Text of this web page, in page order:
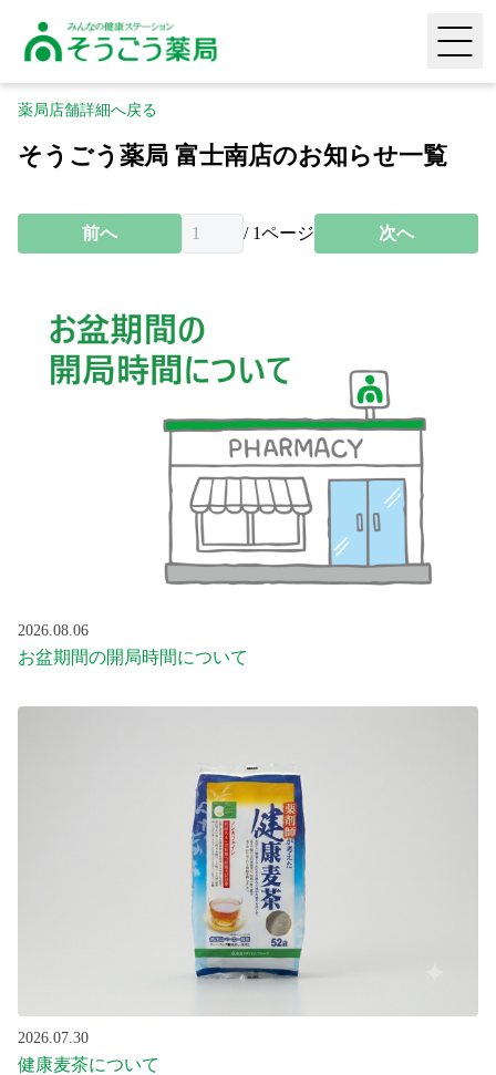
そうごう薬局｜全国の調剤薬局・在宅医療・健康サポ
HOME
薬局店舗検索
頼られる専門性
生活に寄り添う利便性
採用情報
タヨリス（LINEミニアプリ）
プライベートブランド（e-shop）
お問い合わせ
薬局店舗詳細へ戻る
そうごう薬局 富士南店のお知らせ一覧
前へ / 1ページ 次へ
2026.08.06
お盆期間の開局時間について
2026.07.30
健康麦茶について